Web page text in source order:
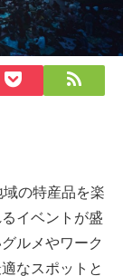
域の特産品を楽
イベントが盛
ルメやワーク
なスポットと